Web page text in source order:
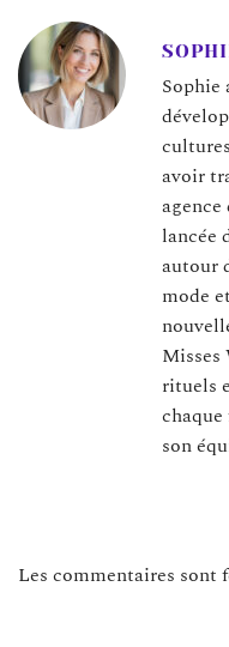
Sophie
avoir
lancée
autour
mode
Misses
rituels
son
Les commentaires sont